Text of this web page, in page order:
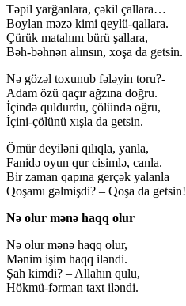
Təpil yarğanlara, çəkil çallara…
Boylan məzə kimi qeylü-qallara.
Çürük matahını bürü şallara,
Bəh-bəhnən alınsın, xoşa da getsin.
Nə gözəl toxunub fələyin toru?-
Adam özü qaçır ağzına doğru.
İçində quldurdu, çölündə oğru,
İçini-çölünü xışla da getsin.
Ömür deyiləni qılıqla, yanla,
Fanidə oyun qur cisimlə, canla.
Bir zaman qapına gerçək yalanla
Qoşamı gəlmişdi? – Qoşa da getsin!
Nə olur mənə haqq olur
Nə olur mənə haqq olur,
Mənim işim haqq iləndi.
Şah kimdi? – Allahın qulu,
Hökmü-fərman taxt iləndi.